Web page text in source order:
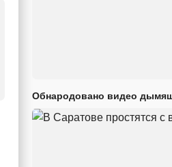
Обнародовано видео